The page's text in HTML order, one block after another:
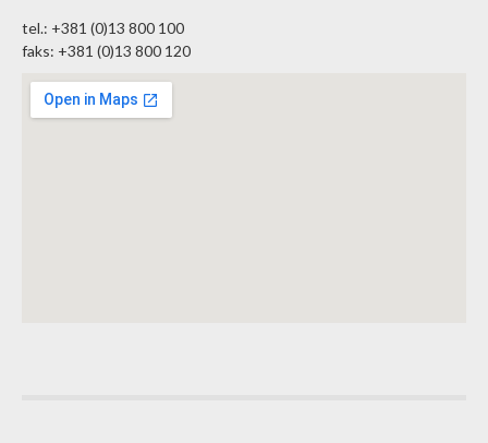
tel.: +381 (0)13 800 100
faks: +381 (0)13 800 120